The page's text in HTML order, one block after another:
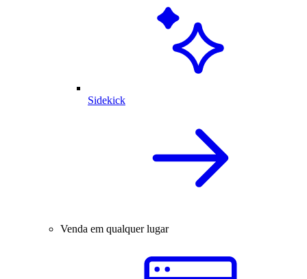
Sidekick
Venda em qualquer lugar